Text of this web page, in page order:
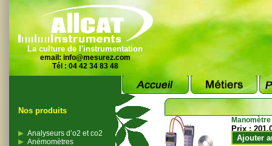
La culture de l'instrumentation
email: info@mesurez.com
Tél : 04 42 34 83 48
Nos produits
Analyseurs d’o2 et co2
Anémomètres
Prix :
Ajouter